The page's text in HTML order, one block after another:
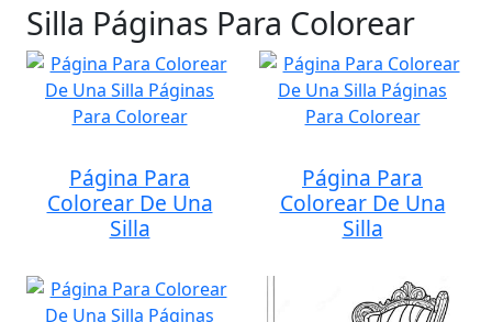
Silla Páginas Para Colorear
Página Para
Colorear De Una
Silla
Página Para
Colorear De Una
Silla